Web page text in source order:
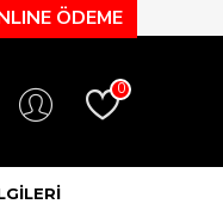
ÖDEME
0